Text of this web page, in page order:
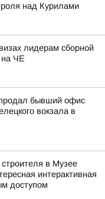
над Курилами
лидерам сборной
на ЧЕ
бывший офис
вокзала в
в Музее
интерактивная
доступом